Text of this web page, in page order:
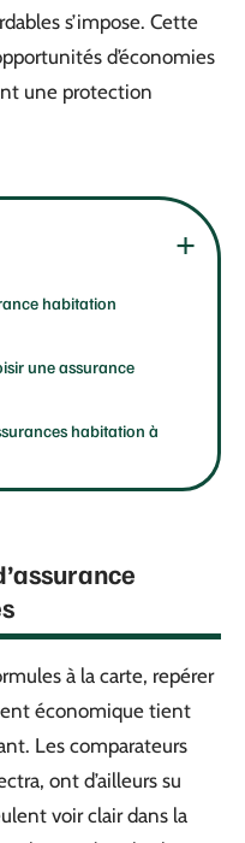
s’impose. Cette
d’économies
une protection
habitation
une assurance
habitation à
à la carte, repérer
économique tient
Les comparateurs
ont d’ailleurs su
voir clair dans la